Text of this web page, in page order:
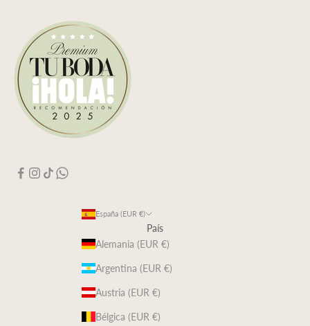
España (EUR €)
País
Alemania (EUR €)
Argentina (EUR €)
Austria (EUR €)
Bélgica (EUR €)